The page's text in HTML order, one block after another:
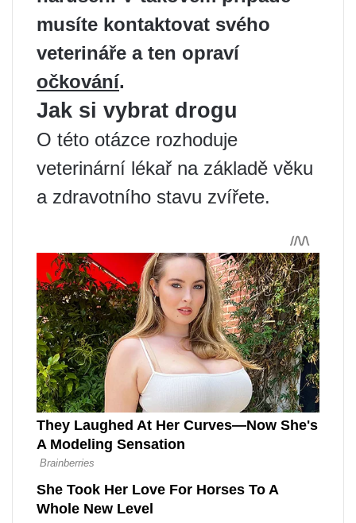
musíte kontaktovat svého
veterináře a ten opraví
očkování.
Jak si vybrat drogu
O této otázce rozhoduje
veterinární lékař na základě věku
a zdravotního stavu zvířete.